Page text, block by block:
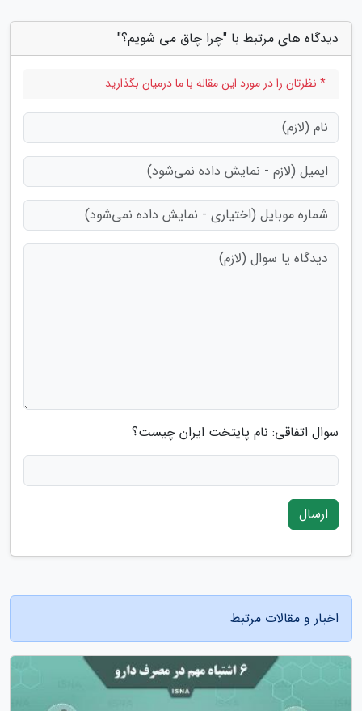
دیدگاه های مرتبط با "چرا چاق می شویم؟"
* نظرتان را در مورد این مقاله با ما درمیان بگذارید
سوال اتفاقی: نام پایتخت ایران چیست؟
ارسال
اخبار و مقالات مرتبط